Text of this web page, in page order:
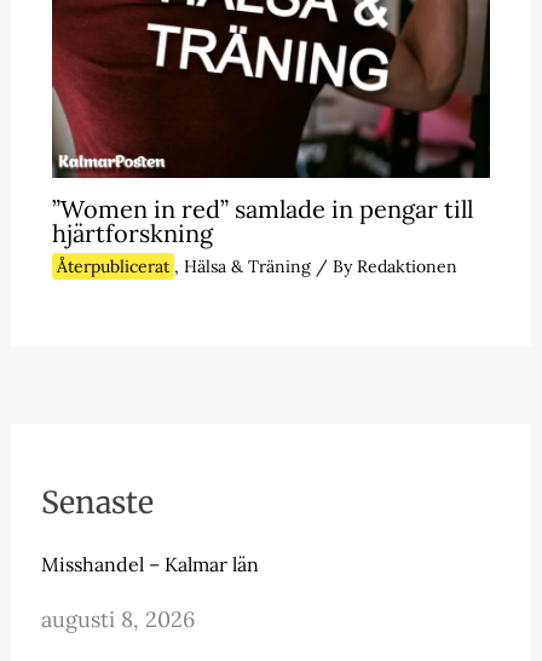
”Women in red” samlade in pengar till
hjärtforskning
Återpublicerat , Hälsa & Träning/ ByRedaktionen
Senaste
Misshandel – Kalmar län
augusti 8, 2026